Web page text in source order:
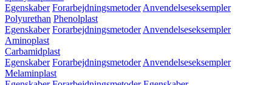
Egenskaber Forarbejdningsmetoder Anvendelseseksempler
Polyurethan Phenolplast
Egenskaber Forarbejdningsmetoder Anvendelseseksempler
Aminoplast
Carbamidplast
Egenskaber Forarbejdningsmetoder Anvendelseseksempler
Melaminplast